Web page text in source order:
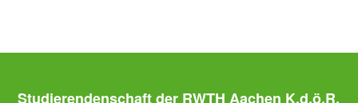
Studierendenschaft der RWTH Aachen K.d.ö.R.